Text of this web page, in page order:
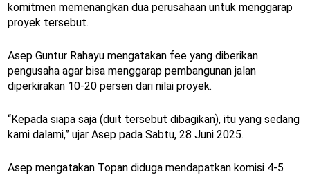
komitmen memenangkan dua perusahaan untuk menggarap
proyek tersebut.
Asep Guntur Rahayu mengatakan fee yang diberikan
pengusaha agar bisa menggarap pembangunan jalan
diperkirakan 10-20 persen dari nilai proyek.
“Kepada siapa saja (duit tersebut dibagikan), itu yang sedang
kami dalami,” ujar Asep pada Sabtu, 28 Juni 2025.
Asep mengatakan Topan diduga mendapatkan komisi 4-5